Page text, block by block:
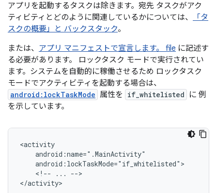
アプリを起動するタスクは除きます。宛先 タスクがアク
ティビティとどのように関連しているかについては、
「タ
スクの概要」と バックスタック。
または、 アプリ マニフェストで宣言します。 file に記述す
る必要があります。 ロックタスク モードで実行されてい
ます。システムを自動的に稼働させるため ロックタスク
モードでアクティビティを起動する場合は、
android:lockTaskMode 属性を if_whitelisted
に 例
を示しています。
<!--
...
-->